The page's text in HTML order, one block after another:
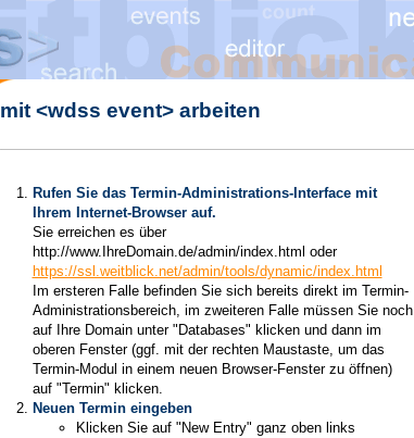
mit <wdss event> arbeiten
Rufen Sie das Termin-Administrations-Interface mit
Ihrem Internet-Browser auf.
Sie erreichen es über
http://www.IhreDomain.de/admin/index.html oder
https://ssl.weitblick.net/admin/tools/dynamic/index.html
Im ersteren Falle befinden Sie sich bereits direkt im Termin-
Administrationsbereich, im zweiteren Falle müssen Sie noch
auf Ihre Domain unter "Databases" klicken und dann im
oberen Fenster (ggf. mit der rechten Maustaste, um das
Termin-Modul in einem neuen Browser-Fenster zu öffnen)
auf "Termin" klicken.
Neuen Termin eingeben
Klicken Sie auf "New Entry" ganz oben links